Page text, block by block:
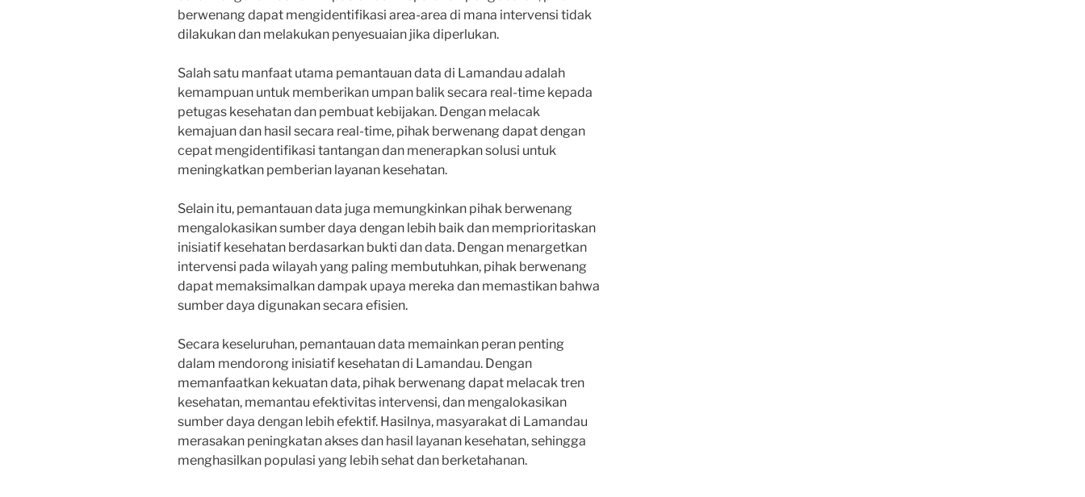
berwenang dapat mengidentifikasi area-area di mana intervensi tidak
dilakukan dan melakukan penyesuaian jika diperlukan.
Salah satu manfaat utama pemantauan data di Lamandau adalah
kemampuan untuk memberikan umpan balik secara real-time kepada
petugas kesehatan dan pembuat kebijakan. Dengan melacak
kemajuan dan hasil secara real-time, pihak berwenang dapat dengan
cepat mengidentifikasi tantangan dan menerapkan solusi untuk
meningkatkan pemberian layanan kesehatan.
Selain itu, pemantauan data juga memungkinkan pihak berwenang
mengalokasikan sumber daya dengan lebih baik dan memprioritaskan
inisiatif kesehatan berdasarkan bukti dan data. Dengan menargetkan
intervensi pada wilayah yang paling membutuhkan, pihak berwenang
dapat memaksimalkan dampak upaya mereka dan memastikan bahwa
sumber daya digunakan secara efisien.
Secara keseluruhan, pemantauan data memainkan peran penting
dalam mendorong inisiatif kesehatan di Lamandau. Dengan
memanfaatkan kekuatan data, pihak berwenang dapat melacak tren
kesehatan, memantau efektivitas intervensi, dan mengalokasikan
sumber daya dengan lebih efektif. Hasilnya, masyarakat di Lamandau
merasakan peningkatan akses dan hasil layanan kesehatan, sehingga
menghasilkan populasi yang lebih sehat dan berketahanan.